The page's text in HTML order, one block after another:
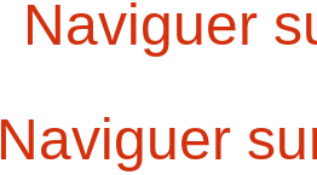
Naviguer
Naviguer